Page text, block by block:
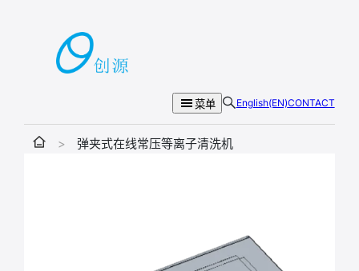
菜单 English(EN)CONTACT
> 弹夹式在线常压等离子清洗机